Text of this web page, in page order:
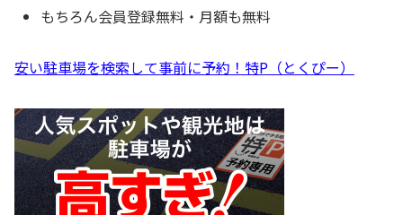
もちろん会員登録無料・月額も無料
安い駐車場を検索して事前に予約！特P（とくぴー）